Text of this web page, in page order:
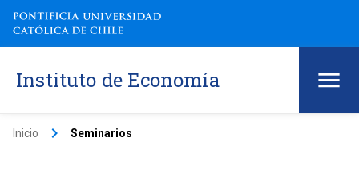
Instituto de Economía
Inicio keyboard_arrow_right Seminarios